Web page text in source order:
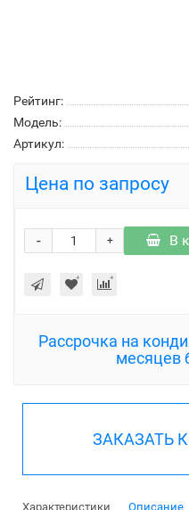
Рейтинг:
Модель:
Артикул:
Цена по запросу
+
- В
Рассрочка на
месяцев
ЗАКАЗАТЬ
Характеристики Описание